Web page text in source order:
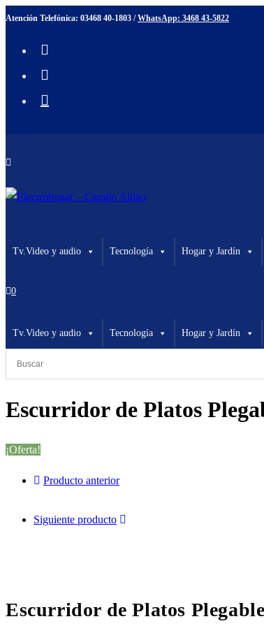
Ir
contenido
Atención Telefónica: 03468 40-1803 /WhatsApp: 3468 43-5822
Tv.Video y audio Tecnología Hogar y Jardín
0
Tv.Video y audio Tecnología Hogar y Jardín
Escurridor de Platos
¡Oferta!
Producto anterior
Siguiente producto
Escurridor de Platos